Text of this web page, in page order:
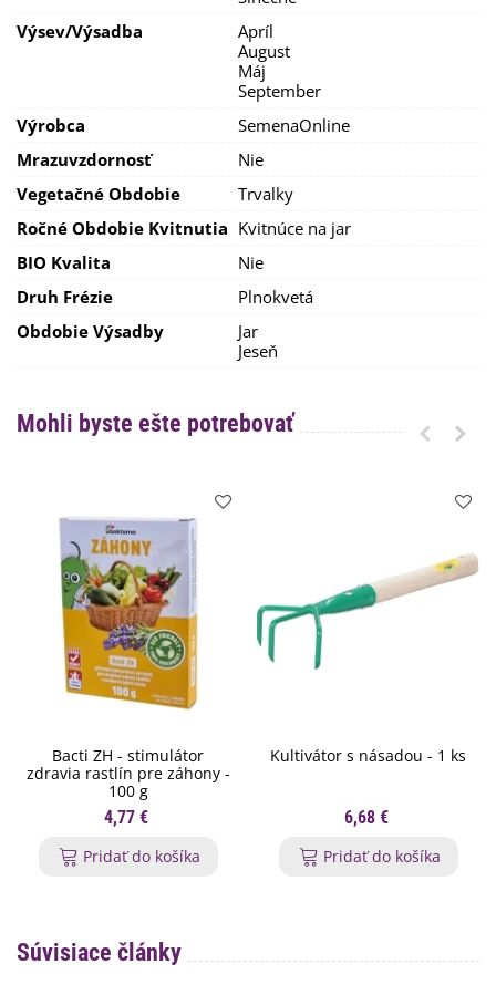
hnojivami. Pokiaľ potrebujete znížiť obsah soli, je možné
preliať pôdu veľkým množstvom vody alebo ju zmiešať s
cca 5 cm.
Frézie sú náročné na svetlo, takže ich saďte na
stanoviskoalebo do mierneho polotieňa
Výsev/výsadba
Apríl
August
Máj
September
Výrobca
SemenaOnline
Mrazuvzdornosť
Nie
Vegetačné Obdobie
Trvalky
Ročné Obdobie Kvitnutia Kvitnúce na jar
BIO Kvalita
Nie
Druh Frézie
Plnokvetá
Obdobie Výsadby
Jar
Jeseň
Mohli byste ešte potrebovať
Bacti ZH - stimulátor
zdravia rastlín pre záhony -
100 g
4,77 €
Pridať do košíka
Kultivátor s násadou - 1 ks
6,68 €
Pridať do košíka
Súvisiace články